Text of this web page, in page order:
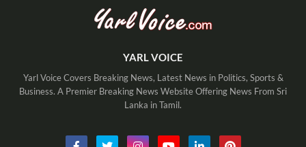
YARL VOICE
Yarl Voice Covers Breaking News, Latest News in Politics, Sports &
Business. A Premier Breaking News Website Offering News From Sri
Lanka in Tamil.